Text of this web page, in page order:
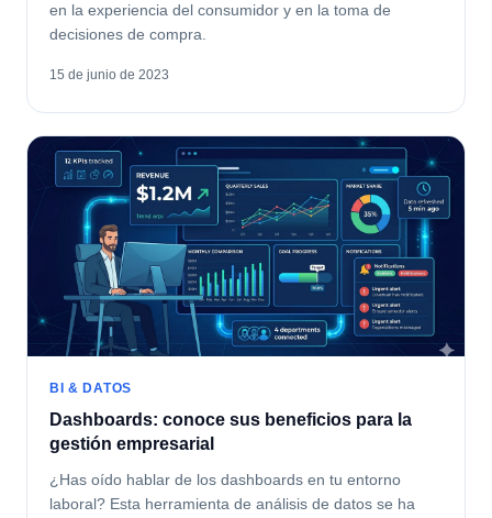
en la experiencia del consumidor y en la toma de
decisiones de compra.
15 de junio de 2023
BI & DATOS
Dashboards: conoce sus beneficios para la
gestión empresarial
¿Has oído hablar de los dashboards en tu entorno
laboral? Esta herramienta de análisis de datos se ha